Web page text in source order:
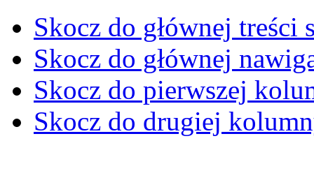
Skocz do głównej treści
Skocz do głównej
Skocz do pierwszej
Skocz do drugiej